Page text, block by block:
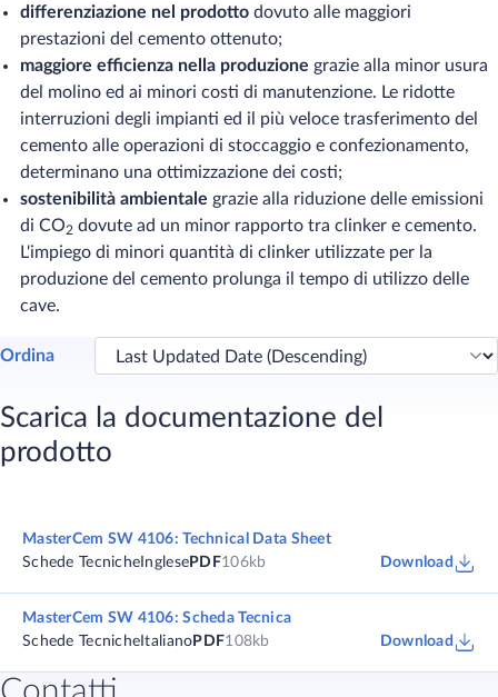
differenziazione nel prodotto dovuto alle maggiori
prestazioni del cemento ottenuto;
maggiore efficienza nella produzione grazie alla minor usura
del molino ed ai minori costi di manutenzione. Le ridotte
interruzioni degli impianti ed il più veloce trasferimento del
cemento alle operazioni di stoccaggio e confezionamento,
determinano una ottimizzazione dei costi;
sostenibilità ambientale grazie alla riduzione delle emissioni
di CO2 dovute ad un minor rapporto tra clinker e cemento.
L'impiego di minori quantità di clinker utilizzate per la
produzione del cemento prolunga il tempo di utilizzo delle
cave.​
Ordina
Scarica la documentazione del
prodotto
MasterCem SW 4106: Technical Data Sheet
Schede Tecniche Inglese PDF106kb Download
MasterCem SW 4106: Scheda Tecnica
Schede Tecniche Italiano PDF108kb Download